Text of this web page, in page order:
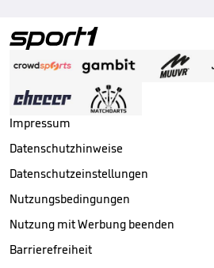
Impressum
Datenschutzhinweise
Datenschutzeinstellungen
Nutzungsbedingungen
Nutzung mit Werbung beenden
Barrierefreiheit